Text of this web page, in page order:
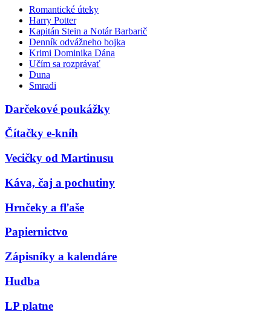
Romantické úteky
Harry Potter
Kapitán Stein a Notár Barbarič
Denník odvážneho bojka
Krimi Dominika Dána
Učím sa rozprávať
Duna
Smradi
Darčekové poukážky
Čítačky e-kníh
Vecičky od Martinusu
Káva, čaj a pochutiny
Hrnčeky a fľaše
Papiernictvo
Zápisníky a kalendáre
Hudba
LP platne